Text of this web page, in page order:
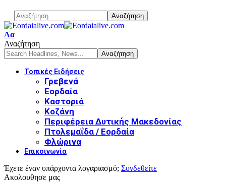
Font
Resizer
Αα
Αναζήτηση
Τοπικές Ειδήσεις
Γρεβενά
Εορδαία
Καστοριά
Κοζάνη
Περιφέρεια Δυτικής Μακεδονίας
Πτολεμαΐδα / Εορδαία
Φλώρινα
Επικοινωνία
Έχετε έναν υπάρχοντα λογαριασμό; Συνδεθείτε
Ακολουθησε μας